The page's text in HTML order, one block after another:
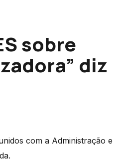
sobre
diz
com a Administração e